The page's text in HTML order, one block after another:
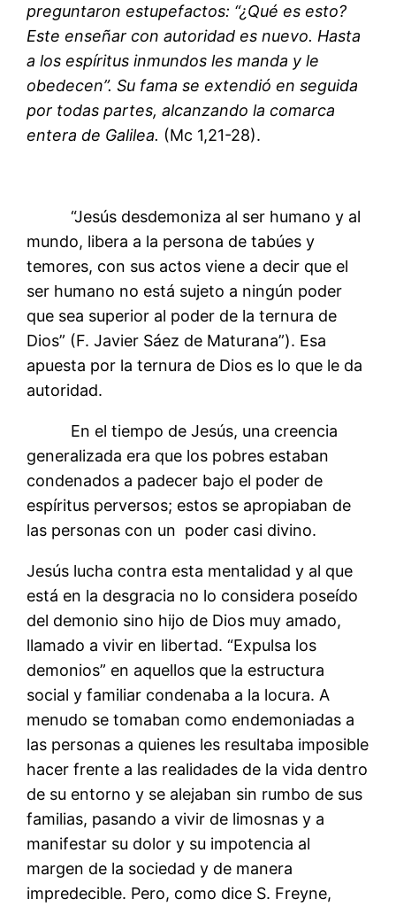
preguntaron estupefactos: “¿Qué es esto?
Este enseñar con autoridad es nuevo. Hasta
a los espíritus inmundos les manda y le
obedecen”. Su fama se extendió en seguida
por todas partes, alcanzando la comarca
entera de Galilea. (Mc 1,21-28).
“Jesús desdemoniza al ser humano y al
mundo, libera a la persona de tabúes y
temores, con sus actos viene a decir que el
ser humano no está sujeto a ningún poder
que sea superior al poder de la ternura de
Dios” (F. Javier Sáez de Maturana”). Esa
apuesta por la ternura de Dios es lo que le da
autoridad.
En el tiempo de Jesús, una creencia
generalizada era que los pobres estaban
condenados a padecer bajo el poder de
espíritus perversos; estos se apropiaban de
las personas con un poder casi divino.
Jesús lucha contra esta mentalidad y al que
está en la desgracia no lo considera poseído
del demonio sino hijo de Dios muy amado,
llamado a vivir en libertad. “Expulsa los
demonios” en aquellos que la estructura
social y familiar condenaba a la locura. A
menudo se tomaban como endemoniadas a
las personas a quienes les resultaba imposible
hacer frente a las realidades de la vida dentro
de su entorno y se alejaban sin rumbo de sus
familias, pasando a vivir de limosnas y a
manifestar su dolor y su impotencia al
margen de la sociedad y de manera
impredecible. Pero, como dice S. Freyne,